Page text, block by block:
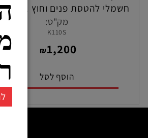
מסוק 6 ערוצים אווירובטי D3 פלייברלס
חשמלי להטסת פנים וחוץ . כולל מנוע
מק"ט:
K110S
הוסף לסל